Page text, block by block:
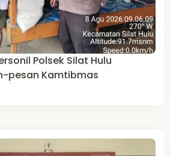
Polsek Silat Hulu
pesan Kamtibmas